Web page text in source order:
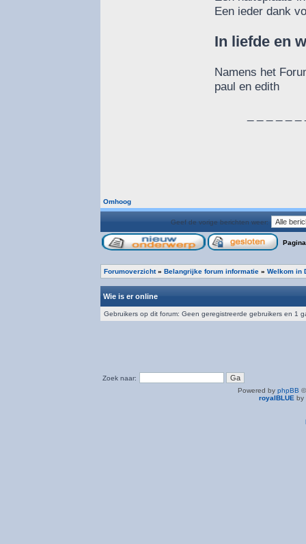
Een ieder dank
In liefde en
Namens het
paul en edith
Omhoog
Geef de vorige berichten weer:
Forumoverzicht» Belangrijke forum informatie » Welkom in
Wie is er online
Gebruikers op dit forum: Geen geregistreerde gebruikers en 1
Zoek naar:
Powered by phpBB
royalBLUE by